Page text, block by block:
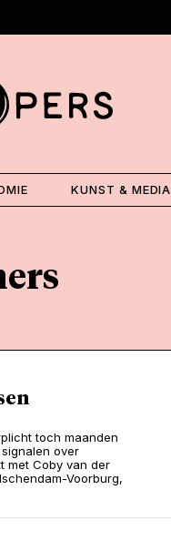
KUNST & MEDIA
toch maanden
over
met Coby van der
Voorburg,